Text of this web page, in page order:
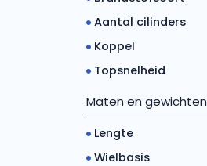
Aantal cilinders
Koppel
Topsnelheid
Maten en gewichten
Lengte
Wielbasis